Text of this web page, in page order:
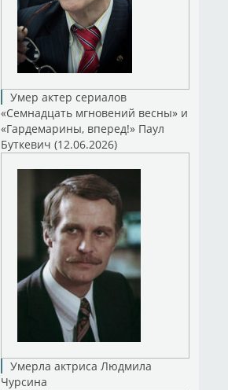
Умер актер сериалов
«Семнадцать мгновений весны» и
«Гардемарины, вперед!» Паул
Буткевич (12.06.2026)
Умерла актриса Людмила
Чурсина